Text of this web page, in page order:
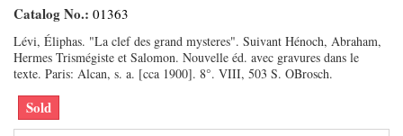
Catalog No.: 01363
Lévi, Éliphas. "La clef des grand mysteres". Suivant Hénoch, Abraham,
Hermes Trismégiste et Salomon. Nouvelle éd. avec gravures dans le
texte. Paris: Alcan, s. a. [cca 1900]. 8°. VIII, 503 S. OBrosch.
Sold